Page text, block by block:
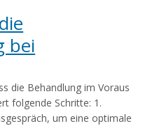
bei
die Behandlung im Voraus
folgende Schritte: 1.
um eine optimale